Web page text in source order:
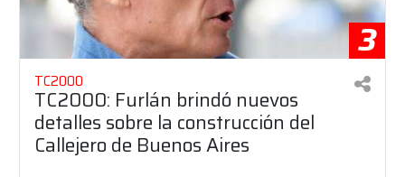
3
TC2000
TC2000: Furlán brindó nuevos
detalles sobre la construcción del
Callejero de Buenos Aires